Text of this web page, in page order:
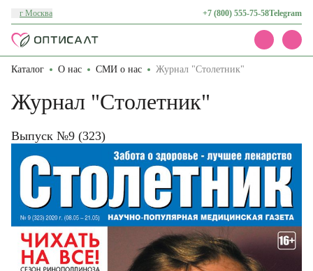
г Москва +7 (800) 555-75-58Telegram
Каталог
Доставка и оплата
Каталог О нас СМИ о нас Журнал "Столетник"
Журнал "Столетник"
Выпуск №9 (323)